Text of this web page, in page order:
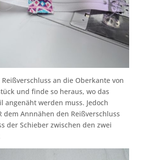
an die Oberkante von
und finde so heraus, wo das
angenäht werden muss. Jedoch
dem Annnähen den Reißverschluss
der Schieber zwischen den zwei